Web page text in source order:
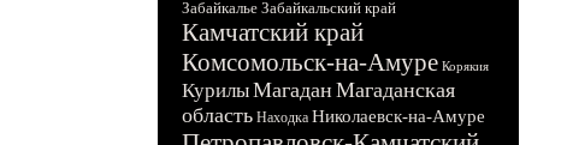
Забайкалье Забайкальский край
Камчатский край
Комсомольск-на-Амуре Корякия
КурилыМагадан Магаданская
область Находка Николаевск-на-Амуре